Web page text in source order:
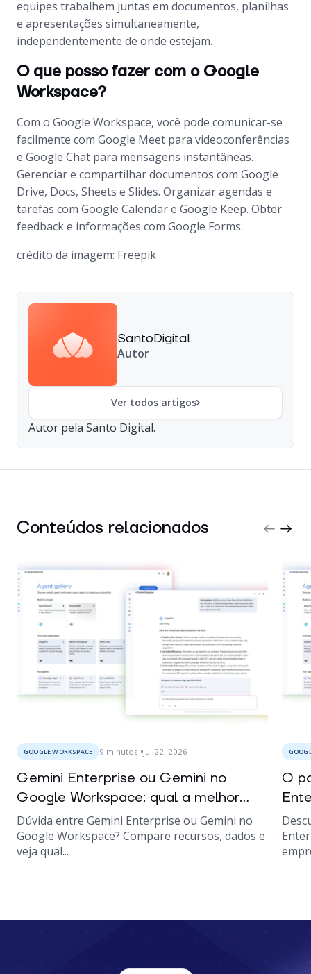
equipes trabalhem juntas em documentos, planilhas
e apresentações simultaneamente,
independentemente de onde estejam.
O que posso fazer com o Google
Workspace?
Com o Google Workspace, você pode comunicar-se
facilmente com Google Meet para videoconferências
e Google Chat para mensagens instantâneas.
Gerenciar e compartilhar documentos com Google
Drive, Docs, Sheets e Slides. Organizar agendas e
tarefas com Google Calendar e Google Keep. Obter
feedback e informações com Google Forms.
crédito da imagem: Freepik
SantoDigital
Autor
Ver todos artigos
Autor pela Santo Digital.
Conteúdos relacionados
GOOGLE WORKSPACE 9 minutos jul 22, 2026
Gemini Enterprise ou Gemini no
Google Workspace: qual a melhor...
Dúvida entre Gemini Enterprise ou Gemini no
Google Workspace? Compare recursos, dados e
veja qual...
O